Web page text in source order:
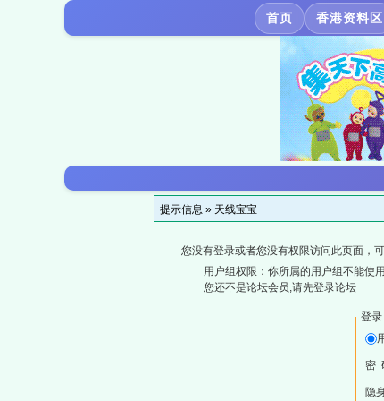
首页 香港资料区
提示信息 » 天线宝宝
您没有登录或者您没有权限访问此页面，
用户组权限：你所属的用户组不能使
您还不是论坛会员,请先登录论坛
登录
密
隐